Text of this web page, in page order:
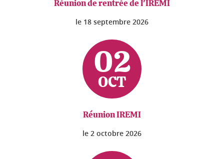
Réunion de rentrée de l'IREMI
le 18 septembre 2026
02
OCT
Réunion IREMI
le 2 octobre 2026